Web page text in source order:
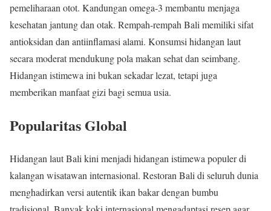
pemeliharaan otot. Kandungan omega-3 membantu menjaga
kesehatan jantung dan otak. Rempah-rempah Bali memiliki sifat
antioksidan dan antiinflamasi alami. Konsumsi hidangan laut
secara moderat mendukung pola makan sehat dan seimbang.
Hidangan istimewa ini bukan sekadar lezat, tetapi juga
memberikan manfaat gizi bagi semua usia.
Popularitas Global
Hidangan laut Bali kini menjadi hidangan istimewa populer di
kalangan wisatawan internasional. Restoran Bali di seluruh dunia
menghadirkan versi autentik ikan bakar dengan bumbu